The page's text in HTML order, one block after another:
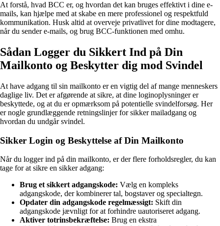
At forstå, hvad BCC er, og hvordan det kan bruges effektivt i dine e-
mails, kan hjælpe med at skabe en mere professionel og respektfuld
kommunikation. Husk altid at overveje privatlivet for dine modtagere,
når du sender e-mails, og brug BCC-funktionen med omhu.
Sådan Logger du Sikkert Ind på Din
Mailkonto og Beskytter dig mod Svindel
At have adgang til sin mailkonto er en vigtig del af mange menneskers
daglige liv. Det er afgørende at sikre, at dine loginoplysninger er
beskyttede, og at du er opmærksom på potentielle svindelforsøg. Her
er nogle grundlæggende retningslinjer for sikker mailadgang og
hvordan du undgår svindel.
Sikker Login og Beskyttelse af Din Mailkonto
Når du logger ind på din mailkonto, er der flere forholdsregler, du kan
tage for at sikre en sikker adgang:
Brug et sikkert adgangskode: Vælg en kompleks
adgangskode, der kombinerer tal, bogstaver og specialtegn.
Opdater din adgangskode regelmæssigt: Skift din
adgangskode jævnligt for at forhindre uautoriseret adgang.
Aktiver totrinsbekræftelse: Brug en ekstra